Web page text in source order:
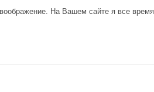
На Вашем сайте я все